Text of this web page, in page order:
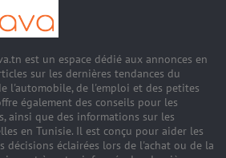
est un espace dédié aux annonces en
sur les dernières tendances du
l'automobile, de l'emploi et des petites
également des conseils pour les
ainsi que des informations sur les
en Tunisie. Il est conçu pour aider les
décisions éclairées lors de l'achat ou de la